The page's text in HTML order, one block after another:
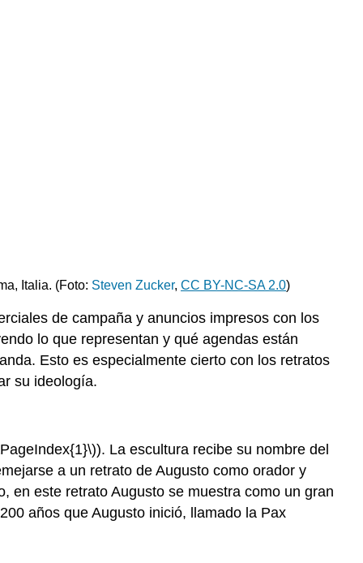
La
coraza
No
simplemente
un
Augustae
La
religión
del
estado
Italia. (Foto: Steven Zucker, CC BY-NC-SA 2.0)
de campaña y anuncios impresos con los
lo que representan y qué agendas están
Esto es especialmente cierto con los retratos
su ideología.
). La escultura recibe su nombre del
a un retrato de Augusto como orador y
en este retrato Augusto se muestra como un gran
años que Augusto inició, llamado la Pax